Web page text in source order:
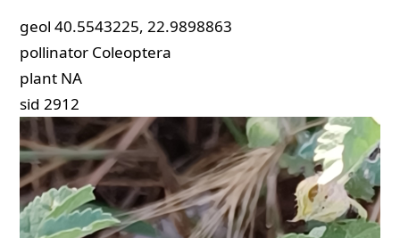
geol 40.5543225, 22.9898863
pollinator Coleoptera
plant NA
sid 2912